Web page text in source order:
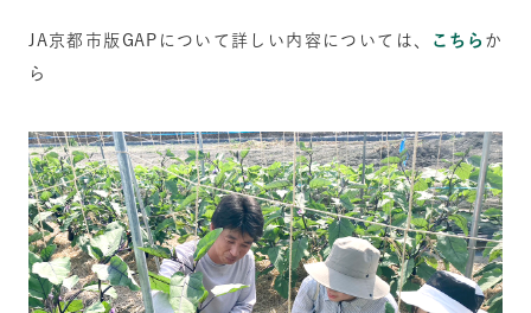
JA京都市版GAPについて詳しい内容については、 こちら か
ら